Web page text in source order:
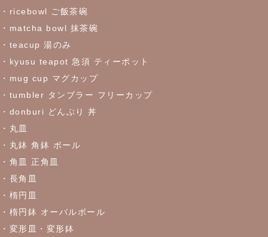
2023/6/7
これからの季節にぴったりなトルコブルーのお皿が限定入荷しま
した♪お早めにどうぞ！
2023/5/30
≪おすすめ≫食卓を彩るかわいい器
≪おすすめ≫実は万能！？色々使える抹茶碗
2023/4/27
≪おすすめ≫ちょこっとがうれしい♪松助窯 ちょこっと豆皿シリ
・ricebowl ご飯茶碗
・matcha bowl 抹茶碗
・teacup 湯のみ
・kyusu teapot 急須 ティーポット
・mug cup マグカップ
・tumbler タンブラー フリーカップ
・donburi どんぶり 丼
・丸皿
・丸鉢 角鉢 ボール
・角皿 正角皿
・長角皿
・楕円皿
・楕円鉢 オーバルボール
・変形皿・変形鉢